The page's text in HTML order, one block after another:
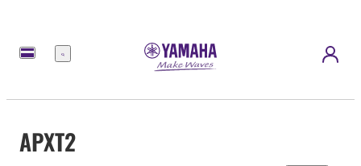
Menu
APXT2